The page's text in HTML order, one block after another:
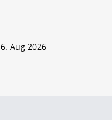
6. Aug 2026